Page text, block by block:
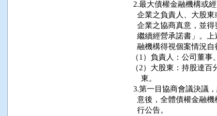
2.最大債權金融機構
企業之負責人、大
企業之協商真意，
繼續經營承諾書」
融機構得視個案情
（1）負責人：公司董
（2）大股東：持股達
          東。
3.第一目協商會議決
意後，全體債權金
        行公告。